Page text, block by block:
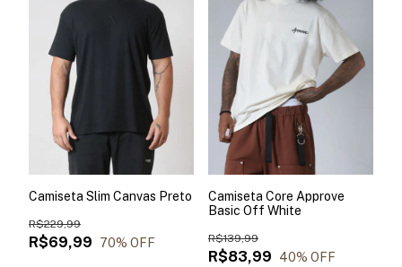
Camiseta Slim Canvas Preto
R$69,99
R$229,99
70% OFF
Camiseta Core Approve
Basic Off White
R$83,99
R$139,99
40% OFF